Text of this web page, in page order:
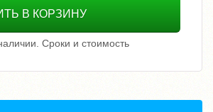
В КОРЗИНУ
Сроки и стоимость